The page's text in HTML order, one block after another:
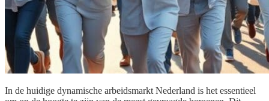
In de huidige dynamische arbeidsmarkt Nederland is het essentieel